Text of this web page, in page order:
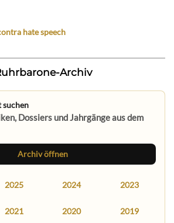
hate speech
Archiv
suchen
Dossiers und Jahrgänge aus dem
Archiv öffnen
2025 2024 2023
2021 2020 2019